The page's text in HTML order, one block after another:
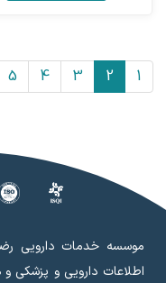
1
2
3
4
5
موسسه خدمات دارویی
اطلاعات دارویی و پزشکی